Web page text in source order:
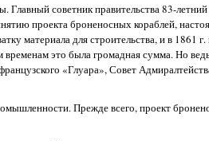
советник правительства 83-
проекта броненосных кораблей,
материала для строительства, и в 1861
это была громадная сумма. Но
«Глуара», Совет
Прежде всего, проект